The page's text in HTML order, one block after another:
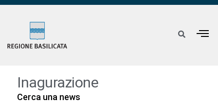
Inagurazione
Cerca una news